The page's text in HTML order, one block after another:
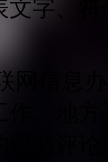
文字、
网信息
作。地
跟帖评